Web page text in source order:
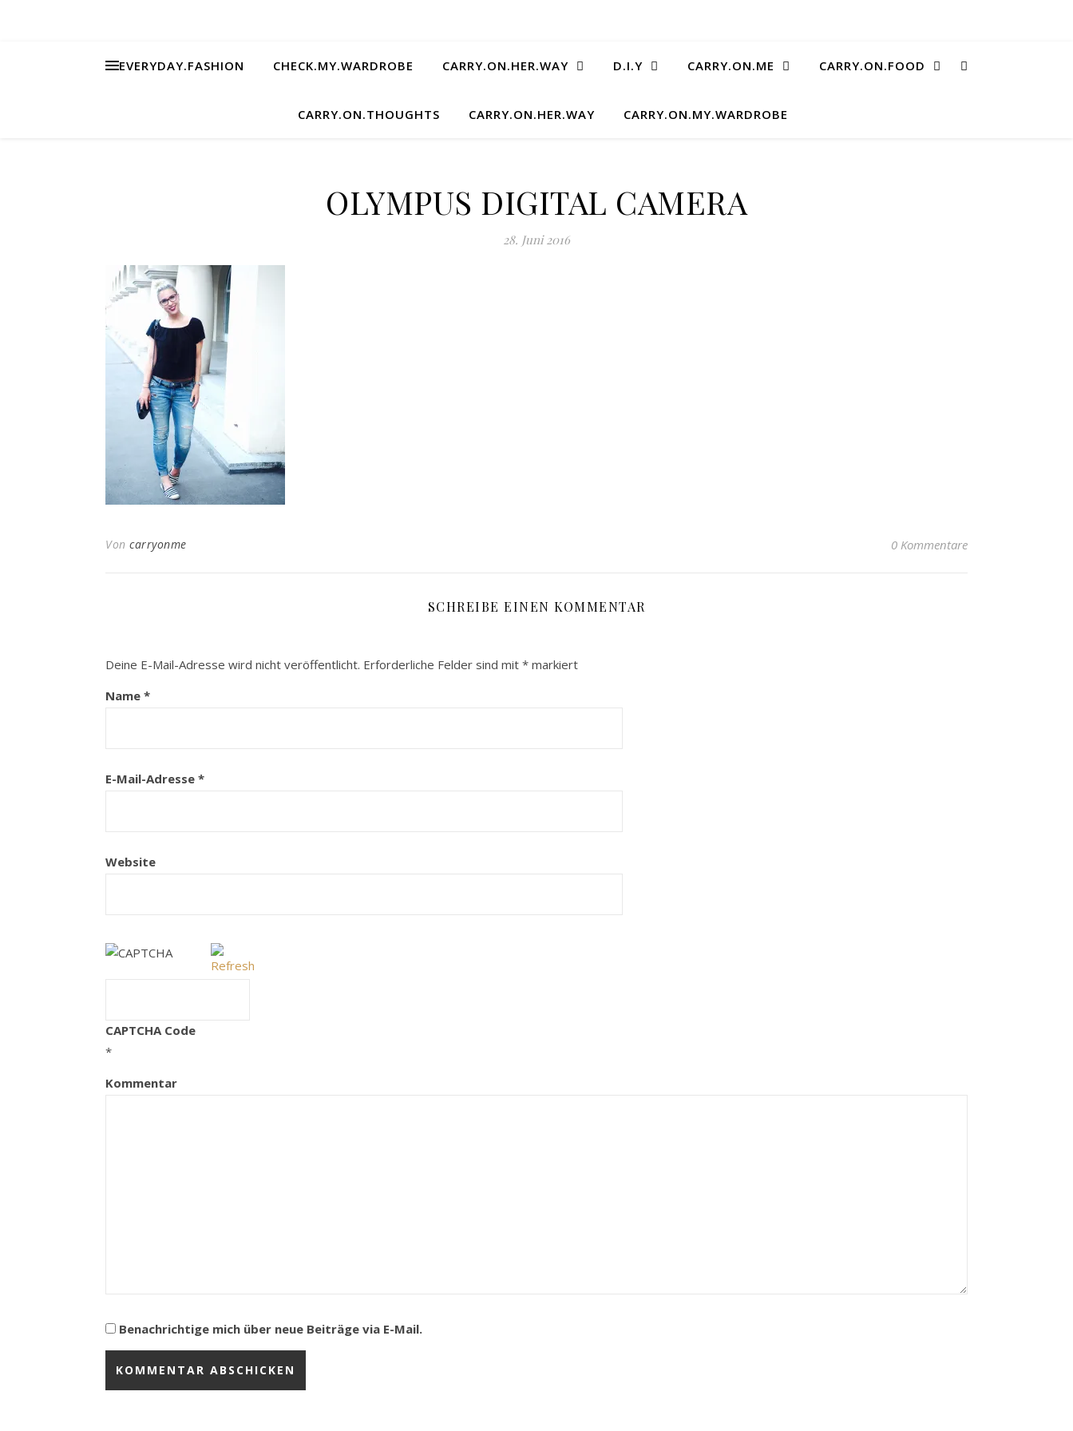
EVERYDAY.FASHION CHECK.MY.WARDROBE CARRY.ON.HER.WAY D.I.Y CARRY.ON.ME CARRY.ON.FOOD
CARRY.ON.THOUGHTS CARRY.ON.HER.WAY CARRY.ON.MY.WARDROBE
OLYMPUS DIGITAL CAMERA
28. Juni 2016
Von carryonme 0 Kommentare
SCHREIBE EINEN KOMMENTAR
Deine E-Mail-Adresse wird nicht veröffentlicht. Erforderliche Felder sind mit * markiert
Name *
E-Mail-Adresse *
Website
CAPTCHA Code
*
Kommentar
Benachrichtige mich über neue Beiträge via E-Mail.